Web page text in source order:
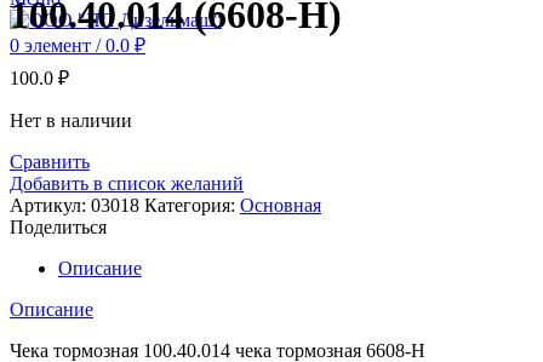
0 элемент / 0.0 ₽
100.40.014 (6608-Н)
100.0 ₽
Нет в наличии
Сравнить
Добавить в список желаний
Артикул: 03018 Категория: Основная
Поделиться
Описание
Описание
Чека тормозная 100.40.014 чека тормозная 6608-Н